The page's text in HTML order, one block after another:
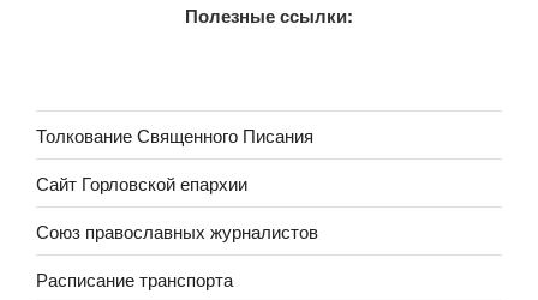
Полезные ссылки:
Толкование Священного Писания
Сайт Горловской епархии
Союз православных журналистов
Расписание транспорта